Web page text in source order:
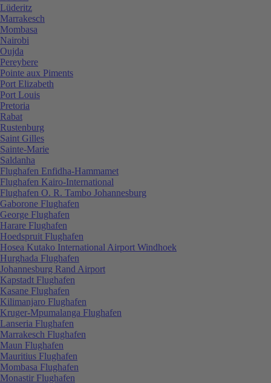
Lüderitz
Marrakesch
Mombasa
Nairobi
Oujda
Pereybere
Pointe aux Piments
Port Elizabeth
Port Louis
Pretoria
Rabat
Rustenburg
Saint Gilles
Sainte-Marie
Saldanha
Flughafen Enfidha-Hammamet
Flughafen Kairo-International
Flughafen O. R. Tambo Johannesburg
Gaborone Flughafen
George Flughafen
Harare Flughafen
Hoedspruit Flughafen
Hosea Kutako International Airport Windhoek
Hurghada Flughafen
Johannesburg Rand Airport
Kapstadt Flughafen
Kasane Flughafen
Kilimanjaro Flughafen
Kruger-Mpumalanga Flughafen
Lanseria Flughafen
Marrakesch Flughafen
Maun Flughafen
Mauritius Flughafen
Mombasa Flughafen
Monastir Flughafen